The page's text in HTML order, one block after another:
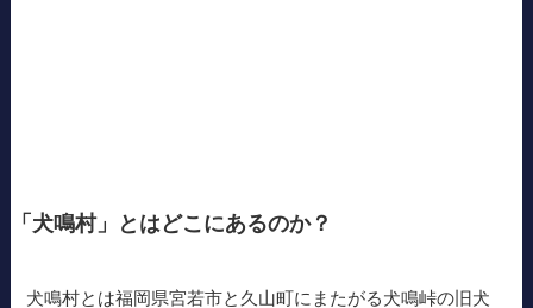
「犬鳴村」とはどこにあるのか？
犬鳴村とは福岡県宮若市と久山町にまたがる犬鳴峠の旧犬